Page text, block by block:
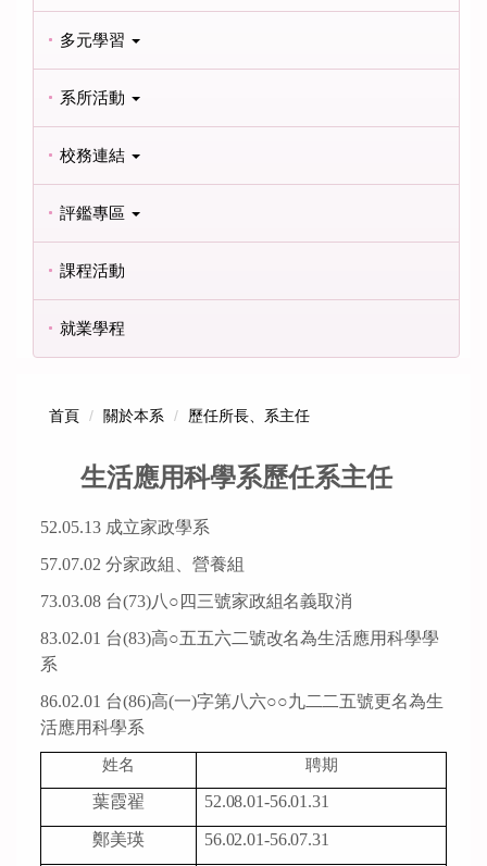
多元學習
系所活動
校務連結
評鑑專區
課程活動
就業學程
首頁 關於本系 歷任所長、系主任
生活應用科學系歷任系主任
52.05.13 成立家政學系
57.07.02 分家政組、營養組
73.03.08 台(73)八 ○ 四三號家政組名義取消
83.02.01 台(83)高○五五六二號改名為生活應用科學學
系
86.02.01 台(86)高(一)字第八六○○九二二五號更名為生
活應用科學系
姓名 聘期
葉霞翟 52.08.01-56.01.31
鄭美瑛 56.02.01-56.07.31